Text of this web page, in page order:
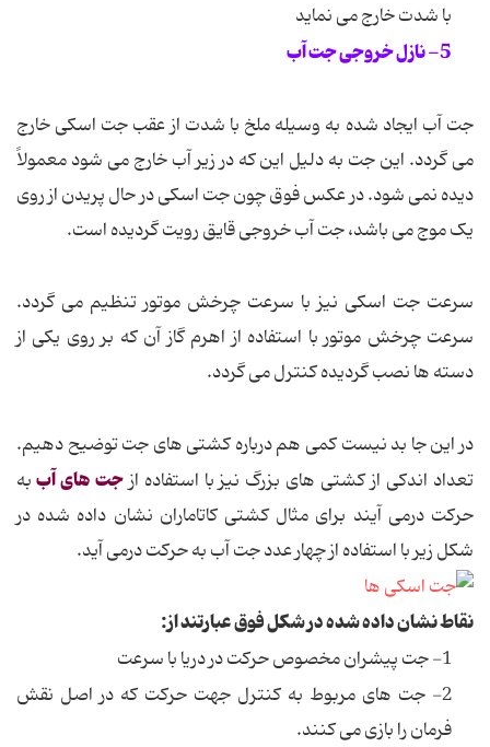
با شدت خارج می نماید
5- نازل خروجی جت آب
جت آب ایجاد شده به وسیله ملخ با شدت از عقب جت اسکی خارج
می گردد. این جت به دلیل این که در زیر آب خارج می شود معمولاً
دیده نمی شود. در عکس فوق چون جت اسکی در حال پریدن از روی
یک موج می باشد، جت آب خروجی قایق رویت گردیده است.
سرعت جت اسکی نیز با سرعت چرخش موتور تنظیم می گردد.
سرعت چرخش موتور با استفاده از اهرم گاز آن که بر روی یکی از
دسته ها نصب گردیده کنترل می گردد.
در این جا بد نیست کمی هم درباره کشتی های جت توضیح دهیم.
تعداد اندکی از کشتی های بزرگ نیز با استفاده ازجت های آببه
حرکت درمی آیند برای مثال کشتی کاتاماران نشان داده شده در
شکل زیر با استفاده از چهار عدد جت آب به حرکت درمی آید.
نقاط نشان داده شده در شکل فوق عبارتند از:
1- جت پیشران مخصوص حرکت در دریا با سرعت
2- جت های مربوط به کنترل جهت حرکت که در اصل نقش
فرمان را بازی می کنند.